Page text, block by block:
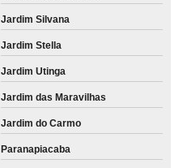
Jardim Silvana
Jardim Stella
Jardim Utinga
Jardim das Maravilhas
Jardim do Carmo
Paranapiacaba